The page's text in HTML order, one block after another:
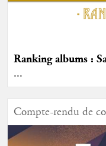
Ranking albums :
...
Compte-rendu de